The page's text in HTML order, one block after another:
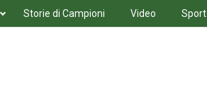
Storie di Campioni Video Sport